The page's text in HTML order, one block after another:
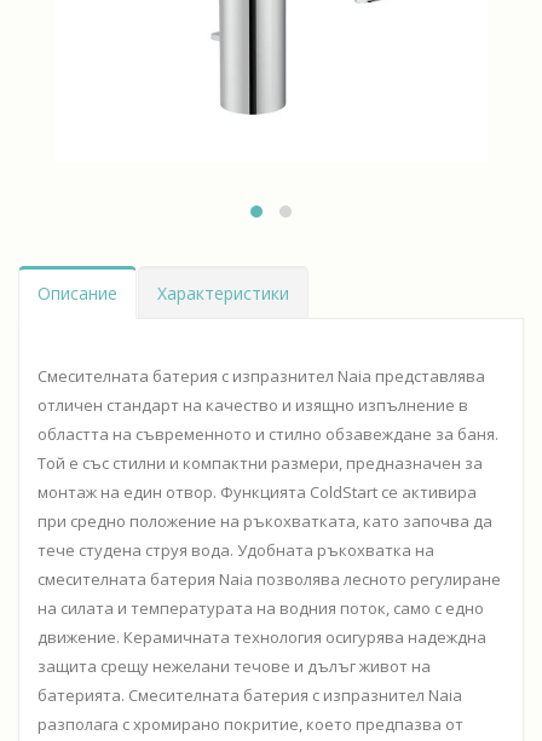
Описание Характеристики
Смесителната батерия с изпразнител Naia представлява
отличен стандарт на качество и изящно изпълнение в
областта на съвременното и стилно обзавеждане за баня.
Той е със стилни и компактни размери, предназначен за
монтаж на един отвор. Функцията ColdStart се активира
при средно положение на ръкохватката, като започва да
тече студена струя вода. Удобната ръкохватка на
смесителната батерия Naia позволява лесното регулиране
на силата и температурата на водния поток, само с едно
движение. Керамичната технология осигурява надеждна
защита срещу нежелани течове и дълъг живот на
батерията. Смесителната батерия с изпразнител Naia
разполага с хромирано покритие, което предпазва от